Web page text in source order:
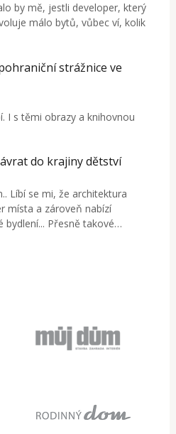
by mě, jestli developer, který
málo bytů, vůbec ví, kolik
strážnice ve
I s těmi obrazy a knihovnou
do krajiny dětství
Líbí se mi, že architektura
místa a zároveň nabízí
bydlení... Přesně takové…